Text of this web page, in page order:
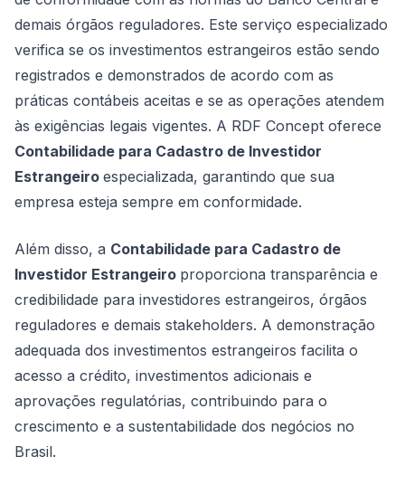
demais órgãos reguladores. Este serviço especializado
verifica se os investimentos estrangeiros estão sendo
registrados e demonstrados de acordo com as
práticas contábeis aceitas e se as operações atendem
às exigências legais vigentes. A RDF Concept oferece
Contabilidade para Cadastro de Investidor
Estrangeiro especializada, garantindo que sua
empresa esteja sempre em conformidade.
Além disso, a Contabilidade para Cadastro de
Investidor Estrangeiro proporciona transparência e
credibilidade para investidores estrangeiros, órgãos
reguladores e demais stakeholders. A demonstração
adequada dos investimentos estrangeiros facilita o
acesso a crédito, investimentos adicionais e
aprovações regulatórias, contribuindo para o
crescimento e a sustentabilidade dos negócios no
Brasil.